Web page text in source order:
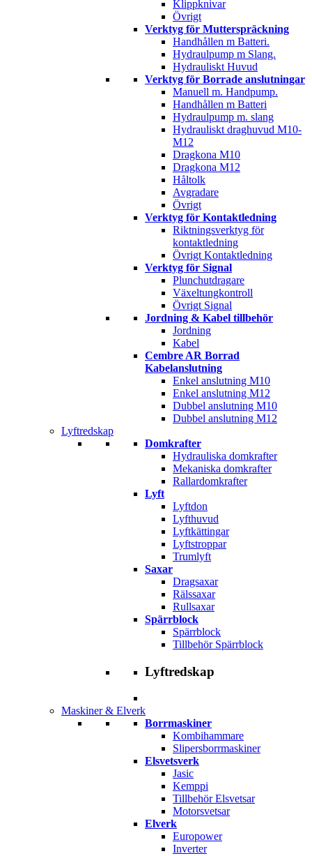
Klippknivar
Övrigt
Verktyg för Mutterspräckning
Handhållen m Batteri.
Hydraulpump m Slang.
Hydrauliskt Huvud
Verktyg för Borrade anslutningar
Manuell m. Handpump.
Handhållen m Batteri
Hydraulpump m. slang
Hydrauliskt draghuvud M10-
M12
Dragkona M10
Dragkona M12
Håltolk
Avgradare
Övrigt
Verktyg för Kontaktledning
Riktningsverktyg för
kontaktledning
Övrigt Kontaktledning
Verktyg för Signal
Plunchutdragare
Växeltungkontroll
Övrigt Signal
Jordning & Kabel tillbehör
Jordning
Kabel
Cembre AR Borrad
Kabelanslutning
Enkel anslutning M10
Enkel anslutning M12
Dubbel anslutning M10
Dubbel anslutning M12
Lyftredskap
Domkrafter
Hydrauliska domkrafter
Mekaniska domkrafter
Rallardomkrafter
Lyft
Lyftdon
Lyfthuvud
Lyftkättingar
Lyftstroppar
Trumlyft
Saxar
Dragsaxar
Rälssaxar
Rullsaxar
Spärrblock
Spärrblock
Tillbehör Spärrblock
Lyftredskap
Maskiner & Elverk
Borrmaskiner
Kombihammare
Slipersborrmaskiner
Elsvetsverk
Jasic
Kemppi
Tillbehör Elsvetsar
Motorsvetsar
Elverk
Europower
Inverter